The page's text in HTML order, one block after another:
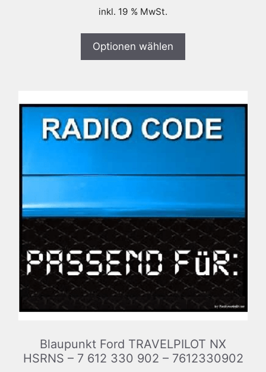
inkl. 19 % MwSt.
Optionen wählen
Blaupunkt Ford TRAVELPILOT NX
HSRNS – 7 612 330 902 – 7612330902